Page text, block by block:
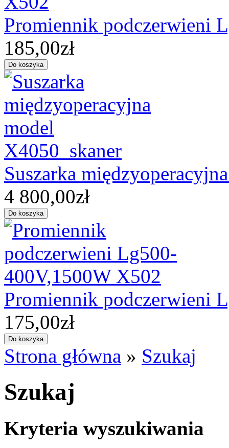
Promiennik podczerwieni
185,00zł
Suszarka
4 800,00zł
Promiennik podczerwieni
175,00zł
Strona główna » Szukaj
Szukaj
Kryteria wyszukiwania